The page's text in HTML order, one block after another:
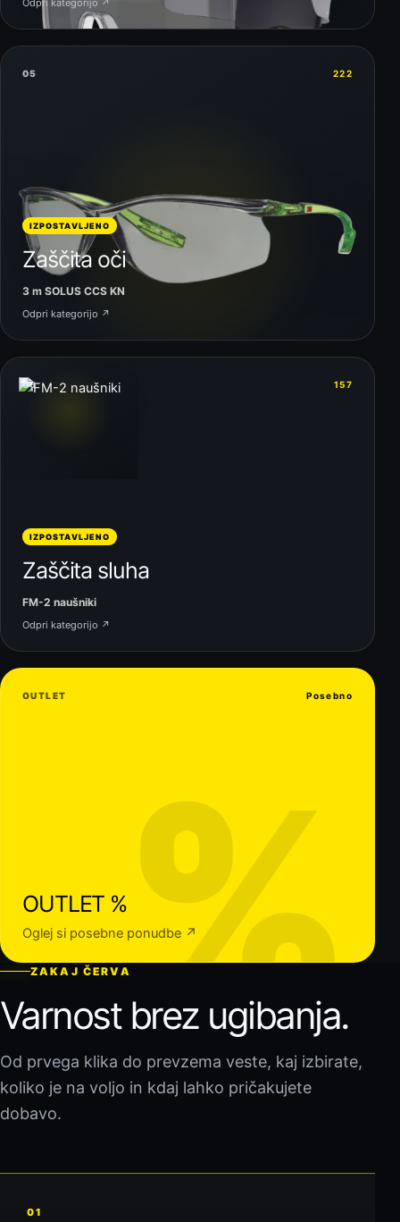
Odpri kategorijo ↗
05 222
IZPOSTAVLJENO
Zaščita oči
3 m SOLUS CCS KN
Odpri kategorijo ↗
06 157
IZPOSTAVLJENO
Zaščita sluha
FM-2 naušniki
Odpri kategorijo ↗
%
OUTLET Posebno
OUTLET %
Oglej si posebne ponudbe ↗
ZAKAJ ČERVA
Varnost brez ugibanja.
Od prvega klika do prevzema veste, kaj izbirate,
koliko je na voljo in kdaj lahko pričakujete
dobavo.
01